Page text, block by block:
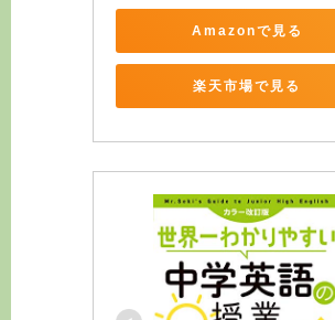
Amazonで見る
楽天市場で見る